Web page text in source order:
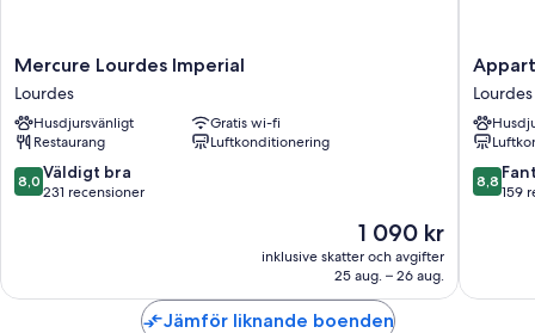
Mercure
Lourdes
Imperial
Lourdes
Mercure Lourdes Imperial
Lourdes
Husdjursvänligt
Gratis wi-fi
Restaurang
Luftkonditionering
8.0
av
8,0 Väldigt bra
231 recensioner
Priset
1 090 kr
1 090 kr
inklusive skatter och avgifter
25 aug. – 26 aug.
Le
Pelerin
Lourdes
Lourdes
8.8
av
8,8
159
Jämför liknande boenden